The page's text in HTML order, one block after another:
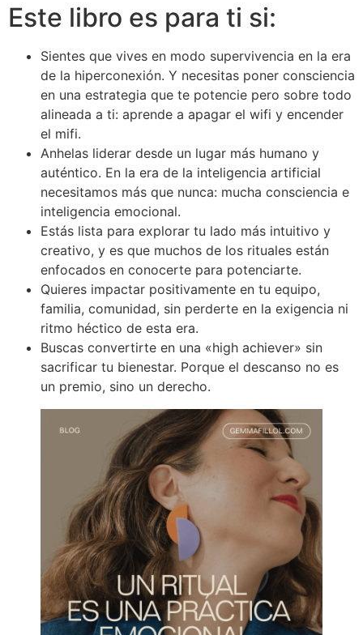
Este libro es para ti si:
Sientes que vives en modo supervivencia en la era
de la hiperconexión. Y necesitas poner consciencia
en una estrategia que te potencie pero sobre todo
alineada a ti: aprende a apagar el wifi y encender
el mifi.
Anhelas liderar desde un lugar más humano y
auténtico. En la era de la inteligencia artificial
necesitamos más que nunca: mucha consciencia e
inteligencia emocional.
Estás lista para explorar tu lado más intuitivo y
creativo, y es que muchos de los rituales están
enfocados en conocerte para potenciarte.
Quieres impactar positivamente en tu equipo,
familia, comunidad, sin perderte en la exigencia ni
ritmo héctico de esta era.
Buscas convertirte en una «high achiever» sin
sacrificar tu bienestar. Porque el descanso no es
un premio, sino un derecho.